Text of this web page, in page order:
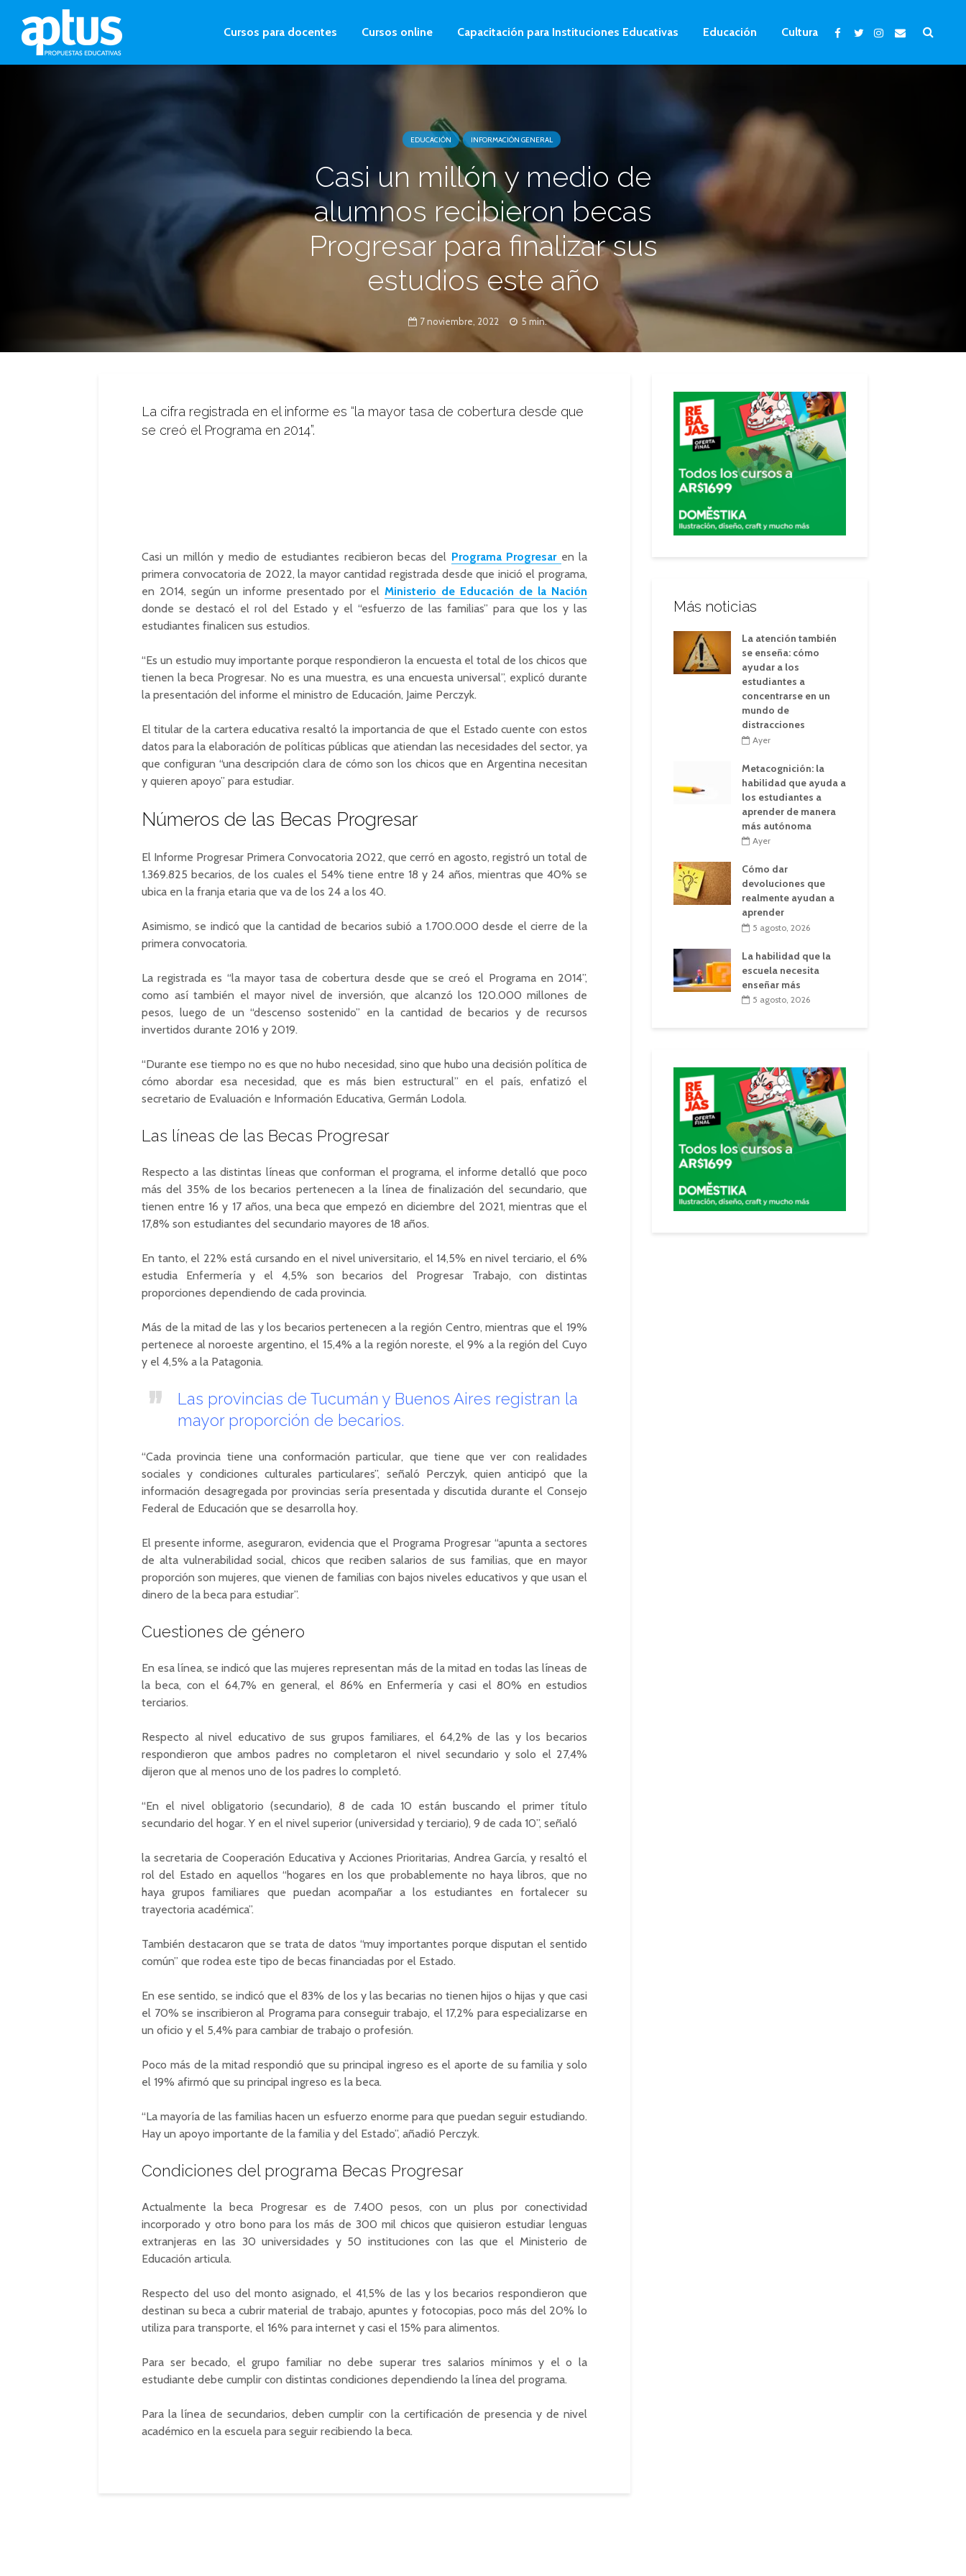
Cursos para docentes Cursos online Capacitación para Instituciones Educativas Educación Cultura
EDUCACIÓN INFORMACIÓN GENERAL
Casi un millón y medio de
alumnos recibieron becas
Progresar para finalizar sus
estudios este año
7 noviembre, 2022 5 min.
La cifra registrada en el informe es “la mayor tasa de cobertura desde que
se creó el Programa en 2014”.
Casi un millón y medio de estudiantes recibieron becas del Programa Progresar en la
primera convocatoria de 2022, la mayor cantidad registrada desde que inició el programa,
en 2014, según un informe presentado por elMinisterio de Educación de la Nación
donde se destacó el rol del Estado y el “esfuerzo de las familias” para que los y las
estudiantes finalicen sus estudios.
“Es un estudio muy importante porque respondieron la encuesta el total de los chicos que
tienen la beca Progresar. No es una muestra, es una encuesta universal”, explicó durante
la presentación del informe el ministro de Educación, Jaime Perczyk.
El titular de la cartera educativa resaltó la importancia de que el Estado cuente con estos
datos para la elaboración de políticas públicas que atiendan las necesidades del sector, ya
que configuran “una descripción clara de cómo son los chicos que en Argentina necesitan
y quieren apoyo” para estudiar.
Números de las Becas Progresar
El Informe Progresar Primera Convocatoria 2022, que cerró en agosto, registró un total de
1.369.825 becarios, de los cuales el 54% tiene entre 18 y 24 años, mientras que 40% se
ubica en la franja etaria que va de los 24 a los 40.
Asimismo, se indicó que la cantidad de becarios subió a 1.700.000 desde el cierre de la
primera convocatoria.
La registrada es “la mayor tasa de cobertura desde que se creó el Programa en 2014”,
como así también el mayor nivel de inversión, que alcanzó los 120.000 millones de
pesos, luego de un “descenso sostenido” en la cantidad de becarios y de recursos
invertidos durante 2016 y 2019.
“Durante ese tiempo no es que no hubo necesidad, sino que hubo una decisión política de
cómo abordar esa necesidad, que es más bien estructural” en el país, enfatizó el
secretario de Evaluación e Información Educativa, Germán Lodola.
Las líneas de las Becas Progresar
Respecto a las distintas líneas que conforman el programa, el informe detalló que poco
más del 35% de los becarios pertenecen a la línea de finalización del secundario, que
tienen entre 16 y 17 años, una beca que empezó en diciembre del 2021, mientras que el
17,8% son estudiantes del secundario mayores de 18 años.
En tanto, el 22% está cursando en el nivel universitario, el 14,5% en nivel terciario, el 6%
estudia Enfermería y el 4,5% son becarios del Progresar Trabajo, con distintas
proporciones dependiendo de cada provincia.
Más de la mitad de las y los becarios pertenecen a la región Centro, mientras que el 19%
pertenece al noroeste argentino, el 15,4% a la región noreste, el 9% a la región del Cuyo
y el 4,5% a la Patagonia.
Las provincias de Tucumán y Buenos Aires registran la
mayor proporción de becarios.
“Cada provincia tiene una conformación particular, que tiene que ver con realidades
sociales y condiciones culturales particulares”, señaló Perczyk, quien anticipó que la
información desagregada por provincias sería presentada y discutida durante el Consejo
Federal de Educación que se desarrolla hoy.
El presente informe, aseguraron, evidencia que el Programa Progresar “apunta a sectores
de alta vulnerabilidad social, chicos que reciben salarios de sus familias, que en mayor
proporción son mujeres, que vienen de familias con bajos niveles educativos y que usan el
dinero de la beca para estudiar”.
Cuestiones de género
En esa línea, se indicó que las mujeres representan más de la mitad en todas las líneas de
la beca, con el 64,7% en general, el 86% en Enfermería y casi el 80% en estudios
terciarios.
Respecto al nivel educativo de sus grupos familiares, el 64,2% de las y los becarios
respondieron que ambos padres no completaron el nivel secundario y solo el 27,4%
dijeron que al menos uno de los padres lo completó.
“En el nivel obligatorio (secundario), 8 de cada 10 están buscando el primer título
secundario del hogar. Y en el nivel superior (universidad y terciario), 9 de cada 10”, señaló
la secretaria de Cooperación Educativa y Acciones Prioritarias, Andrea García, y resaltó el
rol del Estado en aquellos “hogares en los que probablemente no haya libros, que no
haya grupos familiares que puedan acompañar a los estudiantes en fortalecer su
trayectoria académica”.
También destacaron que se trata de datos “muy importantes porque disputan el sentido
común” que rodea este tipo de becas financiadas por el Estado.
En ese sentido, se indicó que el 83% de los y las becarias no tienen hijos o hijas y que casi
el 70% se inscribieron al Programa para conseguir trabajo, el 17,2% para especializarse en
un oficio y el 5,4% para cambiar de trabajo o profesión.
Poco más de la mitad respondió que su principal ingreso es el aporte de su familia y solo
el 19% afirmó que su principal ingreso es la beca.
“La mayoría de las familias hacen un esfuerzo enorme para que puedan seguir estudiando.
Hay un apoyo importante de la familia y del Estado”, añadió Perczyk.
Condiciones del programa Becas Progresar
Actualmente la beca Progresar es de 7.400 pesos, con un plus por conectividad
incorporado y otro bono para los más de 300 mil chicos que quisieron estudiar lenguas
extranjeras en las 30 universidades y 50 instituciones con las que el Ministerio de
Educación articula.
Respecto del uso del monto asignado, el 41,5% de las y los becarios respondieron que
destinan su beca a cubrir material de trabajo, apuntes y fotocopias, poco más del 20% lo
utiliza para transporte, el 16% para internet y casi el 15% para alimentos.
Para ser becado, el grupo familiar no debe superar tres salarios mínimos y el o la
estudiante debe cumplir con distintas condiciones dependiendo la línea del programa.
Para la línea de secundarios, deben cumplir con la certificación de presencia y de nivel
académico en la escuela para seguir recibiendo la beca.
Más noticias
La atención también
se enseña: cómo
ayudar a los
estudiantes a
concentrarse en un
mundo de
distracciones
Ayer
Metacognición: la
habilidad que ayuda a
los estudiantes a
aprender de manera
más autónoma
Ayer
Cómo dar
devoluciones que
realmente ayudan a
aprender
5 agosto, 2026
La habilidad que la
escuela necesita
enseñar más
5 agosto, 2026